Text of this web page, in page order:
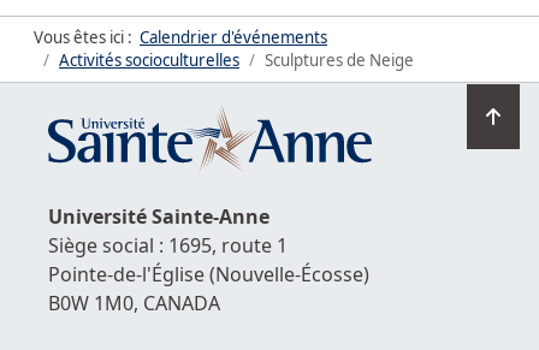
Vous êtes ici : Calendrier d'événements
Activités socioculturelles
Sculptures de Neige
en
UniversitéSainte-Anne
Siège social : 1695, route 1
Pointe-de-l'Église(Nouvelle-Écosse)
B0W 1M0, CANADA